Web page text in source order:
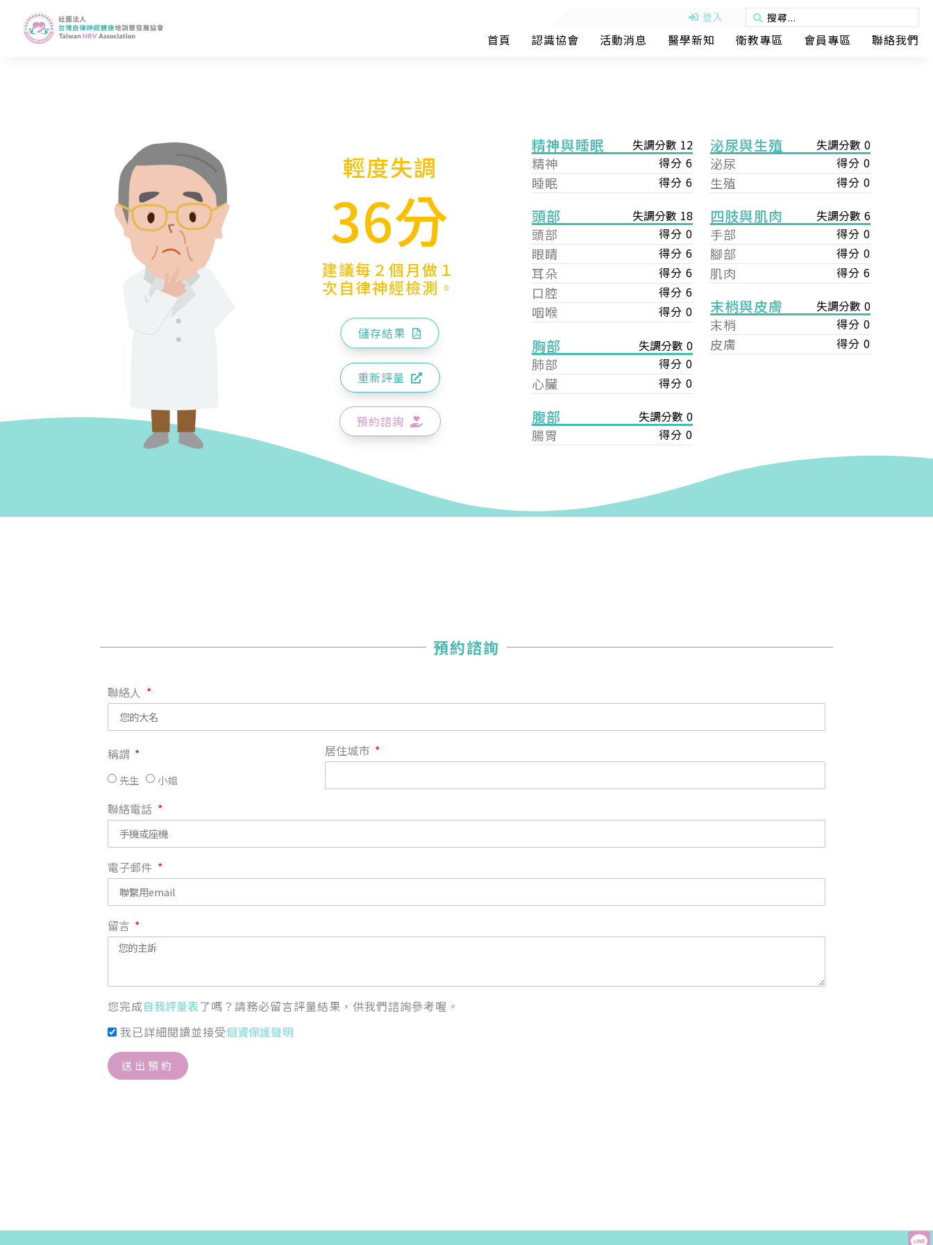
登入
首頁 認識協會 活動消息 醫學新知 衛教專區 會員專區 聯絡我們
輕度失調
36分
建議每２個月做１
次自律神經檢測。
儲存結果
重新評量
預約諮詢
精神與睡眠 失調分數 12
精神 得分 6
睡眠 得分 6
頭部 失調分數 18
頭部 得分 0
眼睛 得分 6
耳朵 得分 6
口腔 得分 6
咽喉 得分 0
胸部 失調分數 0
肺部 得分 0
心臟 得分 0
腹部 失調分數 0
腸胃 得分 0
泌尿與生殖 失調分數 0
泌尿 得分 0
生殖 得分 0
四肢與肌肉 失調分數 6
手部 得分 0
腳部 得分 0
肌肉 得分 6
末梢與皮膚 失調分數 0
末梢 得分 0
皮膚 得分 0
預約諮詢
聯絡人
稱謂
先生 小姐
居住城市
聯絡電話
電子郵件
留言
您完成自我評量表了嗎？請務必留言評量結果，供我們諮詢參考喔。
我已詳細閱讀並接受個資保護聲明
送出預約
您好，您的會員申請，已成功送出，經本協會理事會審核
【會費】
入會費新臺幣1200元，於會員入會時繳納；常年會費1200
元，於每年度繳納。
戶名: 社團法人台灣自律神經健康培訓暨發展協會